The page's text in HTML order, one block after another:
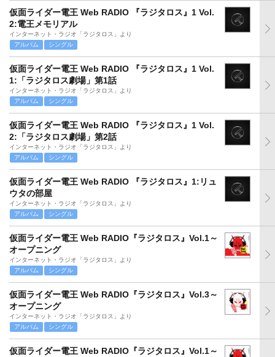
仮面ライダー電王 Web RADIO 『ラジタロス』1 Vol.
2:電王メモリアル
インターネット・ラジオ「ラジタロス」より
アルバム
シングル
仮面ライダー電王 Web RADIO 『ラジタロス』1 Vol.
1:「ラジタロス劇場」第1話
インターネット・ラジオ「ラジタロス」より
アルバム
シングル
仮面ライダー電王 Web RADIO 『ラジタロス』1 Vol.
2:「ラジタロス劇場」第2話
インターネット・ラジオ「ラジタロス」より
アルバム
シングル
仮面ライダー電王 Web RADIO 『ラジタロス』1:リュ
ウタの部屋
インターネット・ラジオ「ラジタロス」より
アルバム
シングル
仮面ライダー電王 Web RADIO『ラジタロス』Vol.1～
オープニング
インターネット・ラジオ「ラジタロス」より
アルバム
シングル
仮面ライダー電王 Web RADIO『ラジタロス』Vol.3～
オープニング
インターネット・ラジオ「ラジタロス」より
アルバム
シングル
仮面ライダー電王 Web RADIO『ラジタロス』Vol.1～